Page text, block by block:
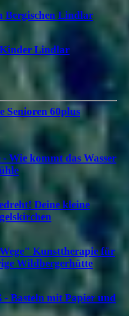
Bergischen Lindlar
Kinder Lindlar
Senioren 60plus
Wie kommt das Wasser
Deine kleine
Kunsttherapie für
Wildbergerhütte
- Basteln mit Papier und